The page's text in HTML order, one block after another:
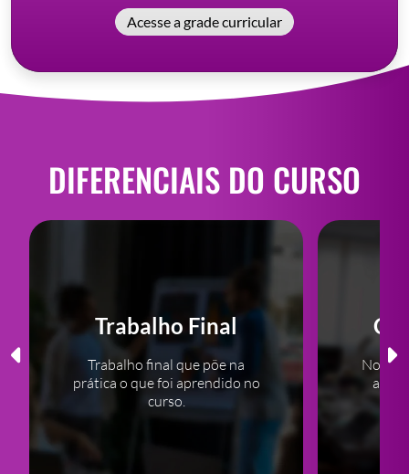
DIFERENCIAIS DO CURSO
Trabalho Final
Trabalho final que põe na
prática o que foi aprendido no
curso.
Noção
a
Acesse a grade curricular